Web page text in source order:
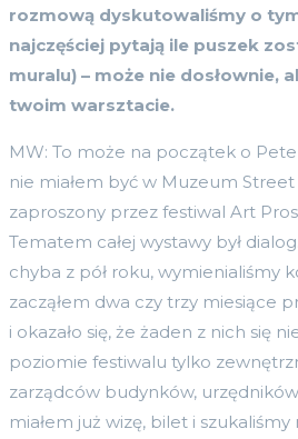
rozmową dyskutowaliśmy o
najczęściej pytają ile puszek
muralu) – może nie dosłownie,
twoim warsztacie.
MW: To może na początek o
nie miałem być w Muzeum Street
zaproszony przez festiwal Art
Tematem całej wystawy był
chyba z pół roku, wymienialiśmy
zacząłem dwa czy trzy miesiące
i okazało się, że żaden z nich się
poziomie festiwalu tylko
zarządców budynków,
miałem już wizę, bilet i szukaliśmy